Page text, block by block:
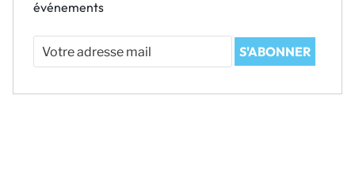
événements
Votre
adresse
S'ABONNER